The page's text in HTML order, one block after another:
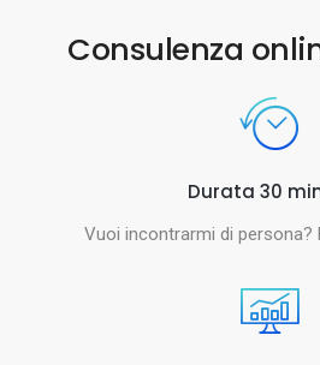
Consulenza
Durata 30
Vuoi incontrarmi di persona?